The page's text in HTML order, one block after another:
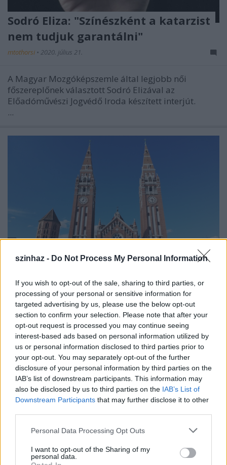
szinhaz - Do Not Process My Personal Information
If you wish to opt-out of the sale, sharing to third parties, or
processing of your personal or sensitive information for
targeted advertising by us, please use the below opt-out
section to confirm your selection. Please note that after your
opt-out request is processed you may continue seeing
interest-based ads based on personal information utilized by
us or personal information disclosed to third parties prior to
your opt-out. You may separately opt-out of the further
disclosure of your personal information by third parties on the
IAB’s list of downstream participants. This information may
also be disclosed by us to third parties on the IAB’s List of
Downstream Participants that may further disclose it to other
Please note that this website/app uses one or more Google
not limited to your visit or usage behaviour. You may click to
grant or deny consent to Google and its third-party tags to
Personal Data Processing Opt Outs
I want to opt-out of the Sharing of my
personal data.
Sodró Eliza: "Színészként a katarzist
nem tudjuk garantálni"
mtothorsi • 2020. július 21.
A Magyar Mozgóképszemle által legjobb női
főszereplőnek választott Sodró Elizával az
Előadóművészi Jogvédő Iroda készített interjút.
...
Épül a Dóm téri szabadtéri színpad
mtothorsi•2020. július 16.
Megkezdődött a Szegedi Szabadtéri Játékok Dóm
téri játszóhelyének építése. A fesztivál ikonikus
helyszínének számító téren elsőként ...